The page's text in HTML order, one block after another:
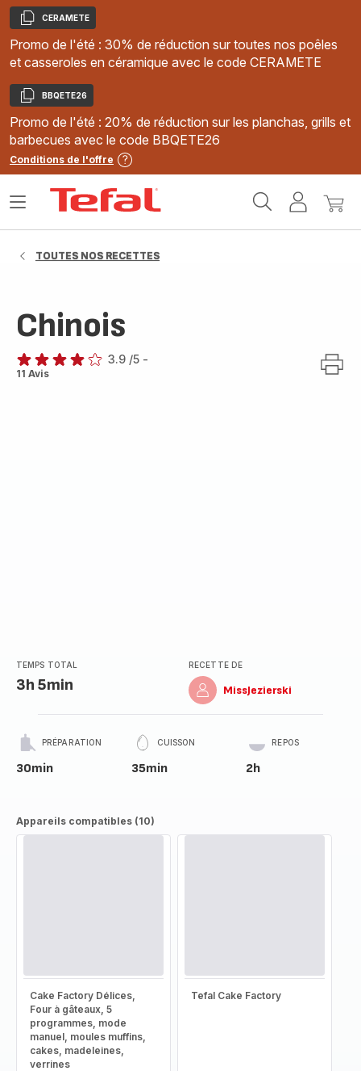
Copier
CERAMETE
Promo de l'été : 30% de réduction sur toutes nos poêles
et casseroles en céramique avec le code CERAMETE
Copier
BBQETE26
Promo de l'été : 20% de réduction sur les planchas, grills et
barbecues avec le code BBQETE26
Conditions de l'offre
MonMon
Ouvrir
TOUTES NOS RECETTES
Chinois
ratings.3.9
3.9 /5 -
11 Avis
TEMPS TOTAL
3h 5min
RECETTE DE
MissJezierski
PRÉPARATION
30min
CUISSON
35min
REPOS
2h
Appareils compatibles (10)
Cake Factory Délices,
Four à gâteaux, 5
programmes, mode
manuel, moules muffins,
cakes, madeleines,
verrines
Tefal Cake Factory